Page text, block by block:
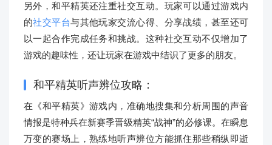
另外，和平精英还注重社交互动。玩家可以通过游戏内
的社交平台与其他玩家交流心得、分享战绩，甚至还可
以一起合作完成任务和挑战。这种社交互动不仅增加了
游戏的趣味性，还让玩家在游戏中结识了更多的朋友。
和平精英听声辨位攻略：
在《和平精英》游戏内，准确地搜集和分析周围的声音
情报是特种兵在新赛季晋级精英“战神”的必修课。在瞬息
万变的赛场上，熟练地听声辨位方能抓住那些稍纵即逝